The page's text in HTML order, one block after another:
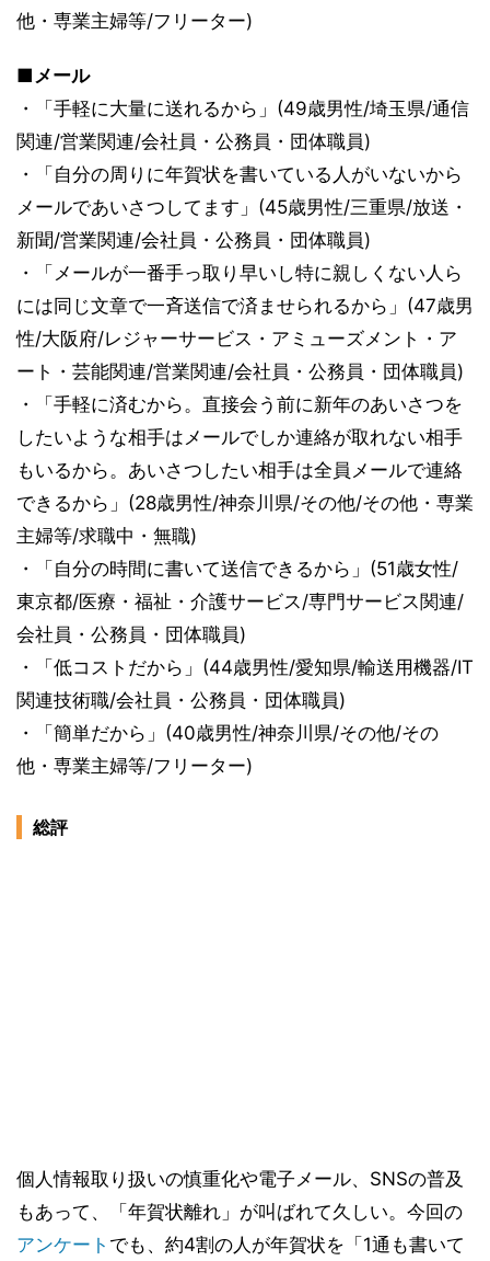
他・専業主婦等/フリーター)
■メール
・「手軽に大量に送れるから」(49歳男性/埼玉県/通信
関連/営業関連/会社員・公務員・団体職員)
・「自分の周りに年賀状を書いている人がいないから
メールであいさつしてます」(45歳男性/三重県/放送・
新聞/営業関連/会社員・公務員・団体職員)
・「メールが一番手っ取り早いし特に親しくない人ら
には同じ文章で一斉送信で済ませられるから」(47歳男
性/大阪府/レジャーサービス・アミューズメント・ア
ート・芸能関連/営業関連/会社員・公務員・団体職員)
・「手軽に済むから。直接会う前に新年のあいさつを
したいような相手はメールでしか連絡が取れない相手
もいるから。あいさつしたい相手は全員メールで連絡
できるから」(28歳男性/神奈川県/その他/その他・専業
主婦等/求職中・無職)
・「自分の時間に書いて送信できるから」(51歳女性/
東京都/医療・福祉・介護サービス/専門サービス関連/
会社員・公務員・団体職員)
・「低コストだから」(44歳男性/愛知県/輸送用機器/IT
関連技術職/会社員・公務員・団体職員)
・「簡単だから」(40歳男性/神奈川県/その他/その
他・専業主婦等/フリーター)
総評
個人情報取り扱いの慎重化や電子メール、SNSの普及
もあって、「年賀状離れ」が叫ばれて久しい。今回の
アンケート でも、約4割の人が年賀状を「1通も書いて